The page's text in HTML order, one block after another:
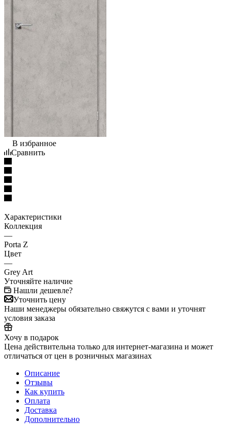
В избранное
Сравнить
Характеристики
Коллекция
—
Porta Z
Цвет
—
Grey Art
Уточняйте наличие
Нашли дешевле?
Уточнить цену
Наши менеджеры обязательно свяжутся с вами и уточнят
условия заказа
Хочу в подарок
Цена действительна только для интернет-магазина и может
отличаться от цен в розничных магазинах
Описание
Отзывы
Как купить
Оплата
Доставка
Дополнительно